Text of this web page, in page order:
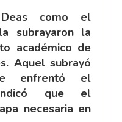
como el
subrayaron la
académico de
Aquel subrayó
enfrentó el
que el
necesaria en